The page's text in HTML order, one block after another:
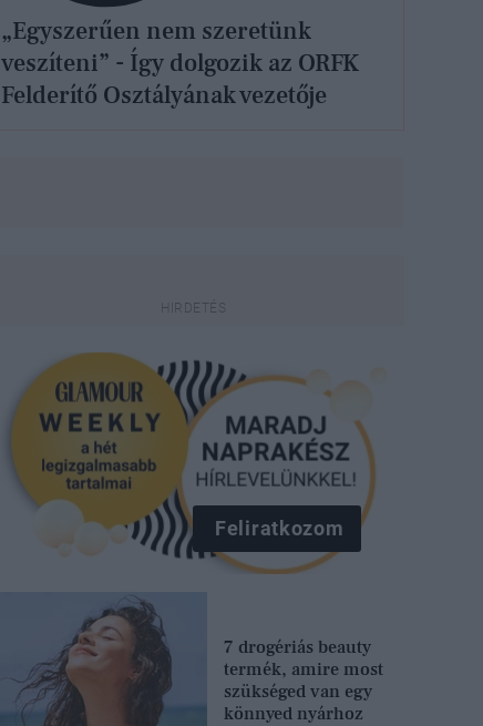
„Egyszerűen nem szeretünk
veszíteni” - Így dolgozik az ORFK
Felderítő Osztályának vezetője
Feliratkozom
7 drogériás beauty
termék, amire most
szükséged van egy
könnyed nyárhoz